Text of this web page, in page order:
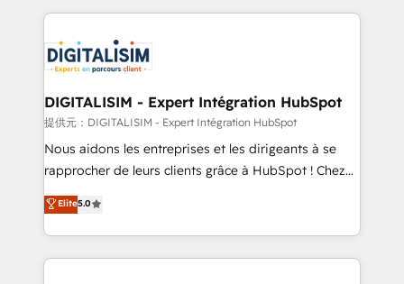
team of 25+ experts Contact us today to help you
get more from your investment in HubSpot.
strengthen your digital transformation and minimize
Implementation partner, we provide expertise to
drive your business forward. Since 2015 we are fully
dedicated to HubSpot and with an experienced
team (50+), we work with reputable companies in
B2B sectors such as manufacturing, SaaS and
business services. We prepare a customized
impact of your digital transformation, including a
detailed financial rationale with a focus on ROI and
DIGITALISIM - Expert Intégration HubSpot
提供元：DIGITALISIM - Expert Intégration HubSpot
Nous aidons les entreprises et les dirigeants à se
rapprocher de leurs clients grâce à HubSpot ! Chez
DIGITALISIM, nous avons l'intime conviction que la
réussite des entreprises passe par l’innovation web,
le marketing digital, et la relation client ! C'est
pourquoi, nos experts sont à la fois capables de
Elite5.0